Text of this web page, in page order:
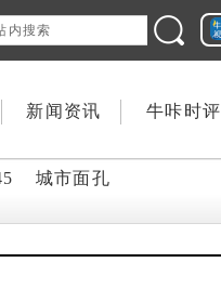
新闻资讯 牛咔时评
城市面孔